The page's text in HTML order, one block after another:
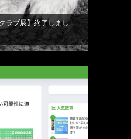
ラブ展】終了しまし